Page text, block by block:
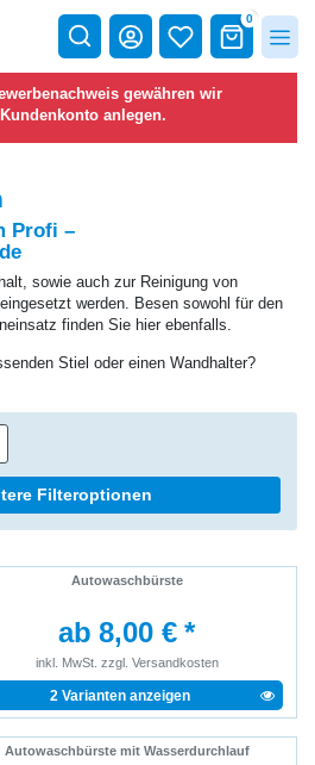
0
gewähren wir
anlegen.
Profi –
sowie auch zur Reinigung von
werden. Besen sowohl für den
finden Sie hier ebenfalls.
Stiel oder einen Wandhalter?
Filteroptionen
Autowaschbürste
ab 8,00 € *
inkl. MwSt. zzgl. Versandkosten
2 Varianten anzeigen
Autowaschbürste mit Wasserdurchlauf